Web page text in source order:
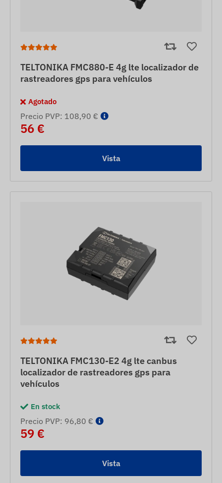
TELTONIKA FMC880-E 4g lte localizador de
rastreadores gps para vehículos
Agotado
Precio PVP: 108,90 €
56 €
Vista
TELTONIKA FMC130-E2 4g lte canbus
localizador de rastreadores gps para
vehículos
En stock
Precio PVP: 96,80 €
59 €
Vista